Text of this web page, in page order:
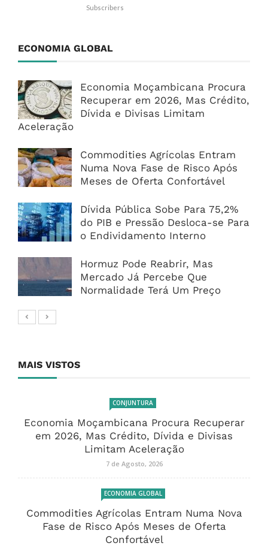
Subscribers
ECONOMIA GLOBAL
Economia Moçambicana Procura
Recuperar em 2026, Mas Crédito,
Dívida e Divisas Limitam
Aceleração
Commodities Agrícolas Entram
Numa Nova Fase de Risco Após
Meses de Oferta Confortável
Dívida Pública Sobe Para 75,2%
do PIB e Pressão Desloca-se Para
o Endividamento Interno
Hormuz Pode Reabrir, Mas
Mercado Já Percebe Que
Normalidade Terá Um Preço
MAIS VISTOS
CONJUNTURA
Economia Moçambicana Procura Recuperar
em 2026, Mas Crédito, Dívida e Divisas
Limitam Aceleração
7 de Agosto, 2026
ECONOMIA GLOBAL
Commodities Agrícolas Entram Numa Nova
Fase de Risco Após Meses de Oferta
Confortável